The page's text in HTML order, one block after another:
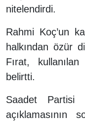
nitelendirdi.
Rahmi Koç’un
halkından özür
Fırat, kullanılan
belirtti.
Saadet Partisi
açıklamasının